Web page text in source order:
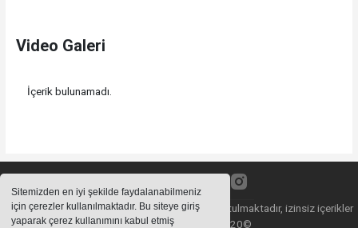
Sitemizden en iyi şekilde faydalanabilmeniz
için çerezler kullanılmaktadır. Bu siteye giriş
yaparak çerez kullanımını kabul etmiş
Video Galeri
İçerik bulunamadı.
Sitemizde bulunan içeriklerin tüm hakları saklı tutulmaktadır, izinsiz içerikler
kullanılamaz. Copyright 2020©